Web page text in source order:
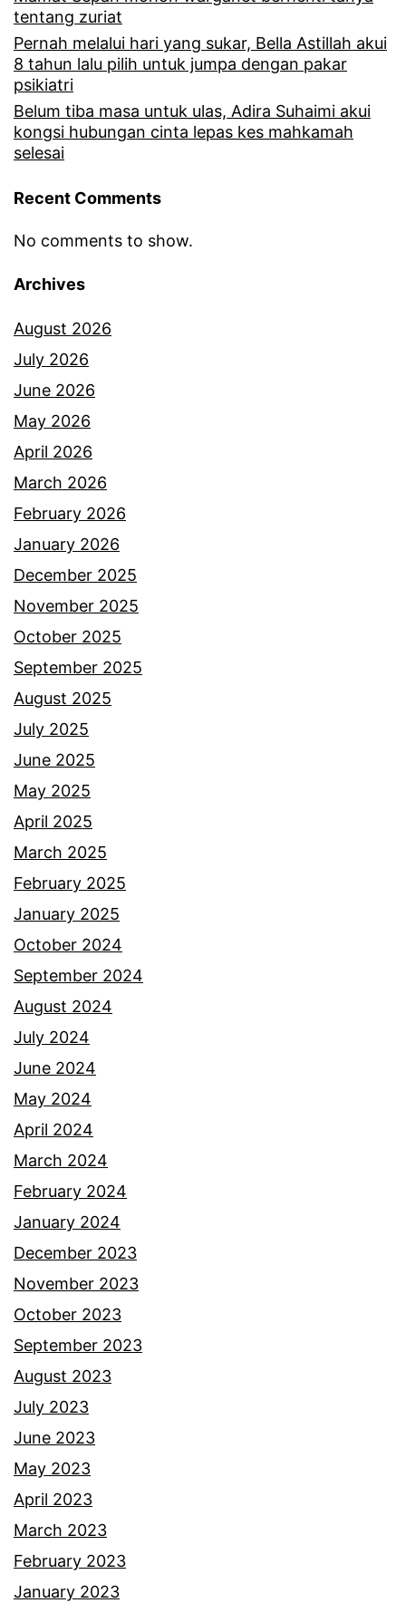
tentang zuriat
Pernah melalui hari yang sukar, Bella Astillah akui
8 tahun lalu pilih untuk jumpa dengan pakar
psikiatri
Belum tiba masa untuk ulas, Adira Suhaimi akui
kongsi hubungan cinta lepas kes mahkamah
selesai
Recent Comments
No comments to show.
Archives
August 2026
July 2026
June 2026
May 2026
April 2026
March 2026
February 2026
January 2026
December 2025
November 2025
October 2025
September 2025
August 2025
July 2025
June 2025
May 2025
April 2025
March 2025
February 2025
January 2025
October 2024
September 2024
August 2024
July 2024
June 2024
May 2024
April 2024
March 2024
February 2024
January 2024
December 2023
November 2023
October 2023
September 2023
August 2023
July 2023
June 2023
May 2023
April 2023
March 2023
February 2023
January 2023